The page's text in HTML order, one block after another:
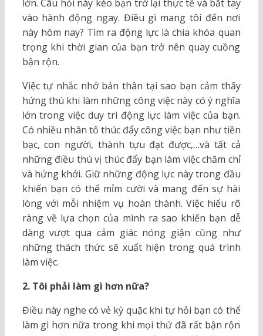
lớn. Câu hỏi này kéo bạn trở lại thực tế và bắt tay
vào hành động ngay. Điều gì mang tôi đến nơi
này hôm nay? Tìm ra động lực là chìa khóa quan
trọng khi thời gian của bạn trở nên quay cuồng
bận rộn.
Việc tự nhắc nhở bản thân tại sao bạn cảm thấy
hứng thú khi làm những công việc này có ý nghĩa
lớn trong việc duy trì động lực làm việc của bạn.
Có nhiều nhân tố thúc đẩy công việc bạn như tiền
bạc, con người, thành tựu đạt được,…và tất cả
những điều thú vị thúc đẩy bạn làm việc chăm chỉ
và hứng khởi. Giữ những động lực này trong đầu
khiến bạn có thể mỉm cười và mang đến sự hài
lòng với mỗi nhiệm vụ hoàn thành. Việc hiểu rõ
ràng về lựa chọn của mình ra sao khiến bạn dễ
dàng vượt qua cảm giác nóng giận cũng như
những thách thức sẽ xuất hiện trong quá trình
làm việc.
2. Tôi phải làm gì hơn nữa?
Điều này nghe có vẻ kỳ quặc khi tự hỏi bạn có thể
làm gì hơn nữa trong khi mọi thứ đã rất bận rộn